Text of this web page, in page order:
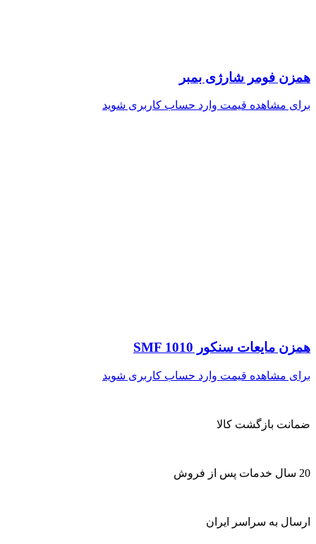
همزن فومر شارژی بمبر
برای مشاهده قیمت وارد حساب کاربری شوید
همزن مایعات سنکور SMF 1010
برای مشاهده قیمت وارد حساب کاربری شوید
ضمانت بازگشت کالا
20 سال خدمات پس از فروش
ارسال به سراسر ایران